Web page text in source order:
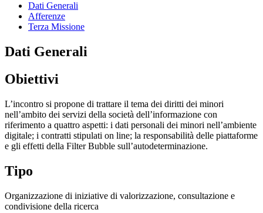
Dati Generali
Afferenze
Terza Missione
Dati Generali
Obiettivi
L’incontro si propone di trattare il tema dei diritti dei minori
nell’ambito dei servizi della società dell’informazione con
riferimento a quattro aspetti: i dati personali dei minori nell’ambiente
digitale; i contratti stipulati on line; la responsabilità delle piattaforme
e gli effetti della Filter Bubble sull’autodeterminazione.
Tipo
Organizzazione di iniziative di valorizzazione, consultazione e
condivisione della ricerca